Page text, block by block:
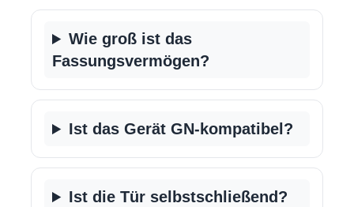
Wie groß ist das
Fassungsvermögen?
Ist das Gerät GN-kompatibel?
Ist die Tür selbstschließend?